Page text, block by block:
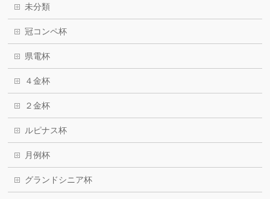
未分類
冠コンペ杯
県電杯
４金杯
２金杯
ルピナス杯
月例杯
グランドシニア杯